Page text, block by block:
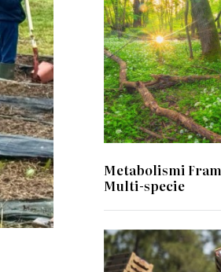
© Anne Mäenurm
Metabolismi
Multi-specie
© Lance Cheung /